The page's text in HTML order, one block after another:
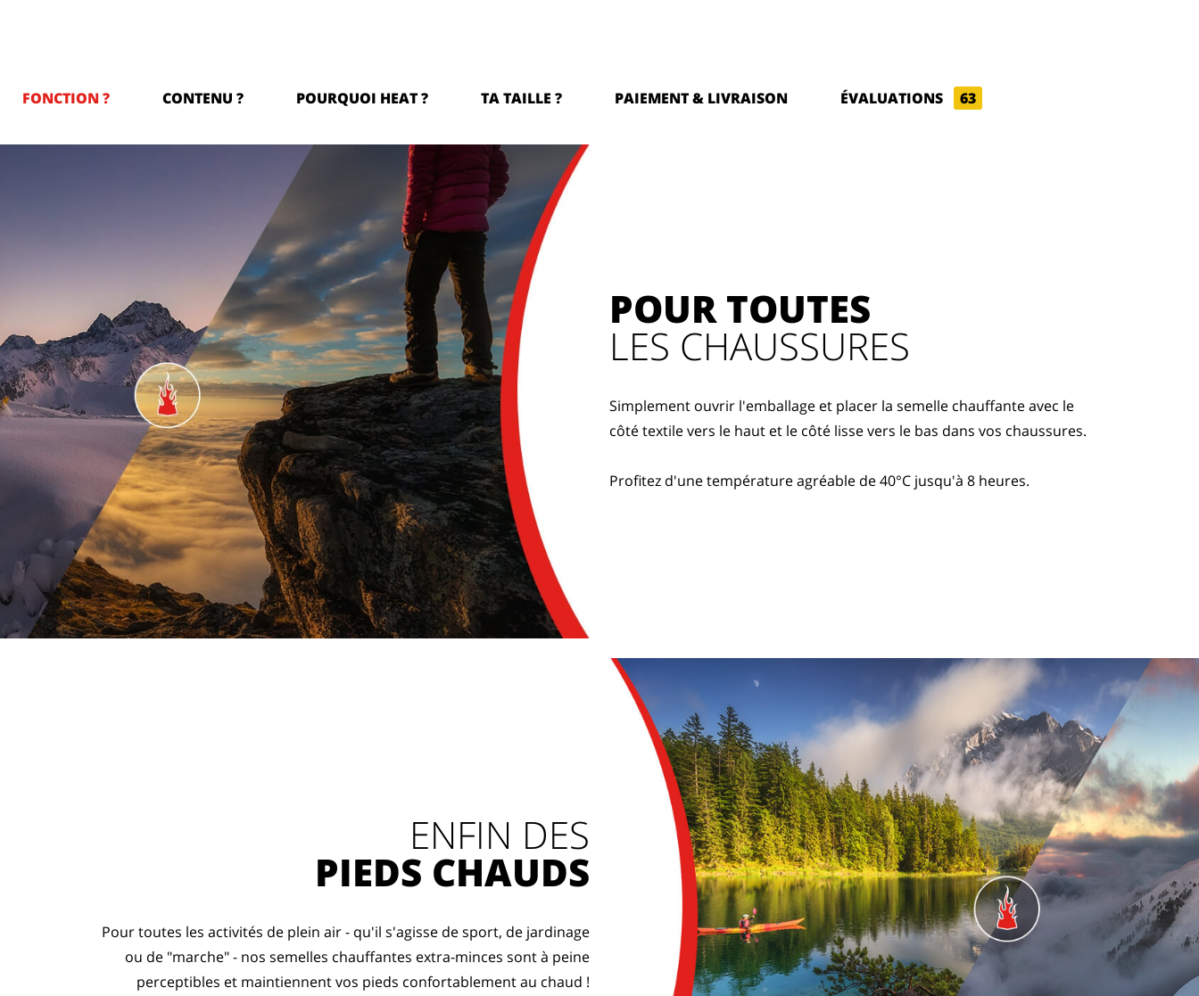
FONCTION ? CONTENU ? POURQUOI HEAT ? TA TAILLE ? PAIEMENT & LIVRAISON ÉVALUATIONS 63
ENFIN DES
PIEDS CHAUDS
Pour toutes les activités de plein air - qu'il s'agisse de sport, de jardinage
ou de "marche" - nos semelles chauffantes extra-minces sont à peine
perceptibles et maintiennent vos pieds confortablement au chaud !
POUR TOUTES
LES CHAUSSURES
Simplement ouvrir l'emballage et placer la semelle chauffante avec le
côté textile vers le haut et le côté lisse vers le bas dans vos chaussures.
Profitez d'une température agréable de 40°C jusqu'à 8 heures.